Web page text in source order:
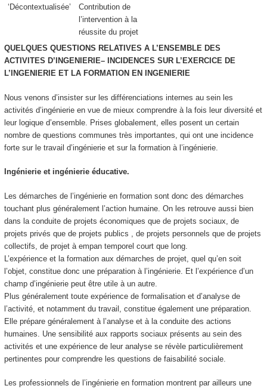
‘Décontextualisée’
Contribution de
l’intervention à la
réussite du projet
QUELQUES QUESTIONS RELATIVES A L’ENSEMBLE DES
ACTIVITES D’INGENIERIE– INCIDENCES SUR L’EXERCICE DE
L’INGENIERIE ET LA FORMATION EN INGENIERIE
Nous venons d’insister sur les différenciations internes au sein les
activités d’ingénierie en vue de mieux comprendre à la fois leur diversité et
leur logique d’ensemble. Prises globalement, elles posent un certain
nombre de questions communes très importantes, qui ont une incidence
forte sur le travail d’ingénierie et sur la formation à l’ingénierie.
Ingénierie et ingénierie éducative.
Les démarches de l’ingénierie en formation sont donc des démarches
touchant plus généralement l’action humaine. On les retrouve aussi bien
dans la conduite de projets économiques que de projets sociaux, de
projets privés que de projets publics , de projets personnels que de projets
collectifs, de projet à empan temporel court que long.
L’expérience et la formation aux démarches de projet, quel qu’en soit
l’objet, constitue donc une préparation à l’ingénierie. Et l’expérience d’un
champ d’ingénierie peut être utile à un autre.
Plus généralement toute expérience de formalisation et d’analyse de
l’activité, et notamment du travail, constitue également une préparation.
Elle prépare généralement à l’analyse et à la conduite des actions
humaines. Une sensibilité aux rapports sociaux présents au sein des
activités et une expérience de leur analyse se révèle particulièrement
pertinentes pour comprendre les questions de faisabilité sociale.
Les professionnels de l’ingénierie en formation montrent par ailleurs une